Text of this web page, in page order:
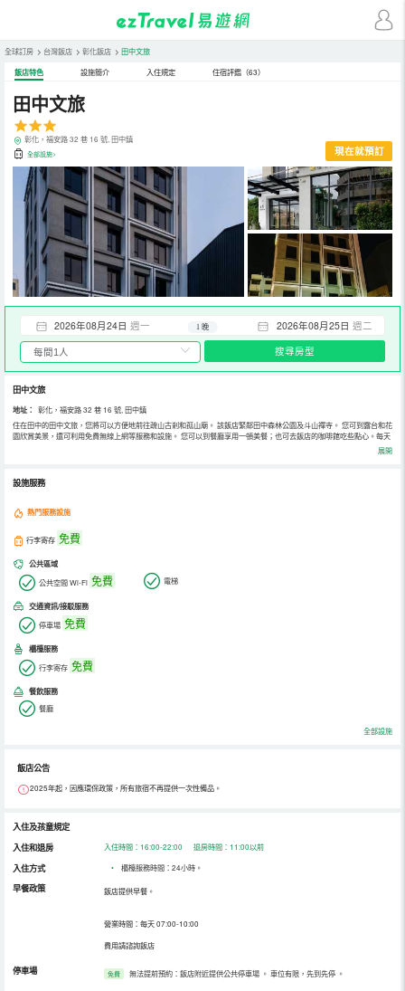
全球訂房 > 台灣飯店 > 彰化飯店 > 田中文旅
飯店特色 設施簡介 入住規定 住宿評鑑（63）
田中文旅
彰化，福安路 32 巷 16 號, 田中鎮
全部設施> 現在就預訂
2026年08月24日 週一 2026年08月25日 週二
1 晚
搜尋房型
田中文旅
地址：
彰化，福安路 32 巷 16 號, 田中鎮
住在田中的田中文旅，您將可以方便地前往疏山古剎和孤山廟。 該飯店緊鄰田中森林公園及斗山禪寺。 您可到露台和花
園欣賞美景，還可利用免費無線上網等服務和設施。 您可以到餐廳享用一頓美餐；也可去飯店的咖啡館吃些點心。每天
一次免費招待會舉行免費招待會，您可以藉此結識其他住客。每日 07:00 至 10:00 提供免費的當地美食早餐。 特色服
務/設施包括24 小時商務中心、大堂免費報紙和24 小時前台服務。飯店提供免費自助停車。 有 20 間空調客房提供液晶
缸或淋浴，配有大花灑淋浴噴頭和免費洗浴用品。便利設施包括書桌和電熱水壺；而且每天提供客房服務。
展開
設施服務
熱門服務設施
行李寄存 免費
公共區域
公共空間 Wi-Fi 免費 電梯
交通資訊/接駁服務
停車場 免費
櫃檯服務
行李寄存 免費
餐飲服務
餐廳
全部設施
飯店公告
2025年起，因應環保政策，所有旅宿不再提供一次性備品。
入住及孩童規定
入住和退房
入住時間：16:00-22:00 退房時間：11:00以前
入住方式 • 櫃檯服務時間：24小時。
早餐政策 飯店提供早餐。
營業時間：每天 07:00-10:00
費用請諮詢飯店
停車場 免費 無法提前預約：飯店附近提供公共停車場 。 車位有限，先到先停 。